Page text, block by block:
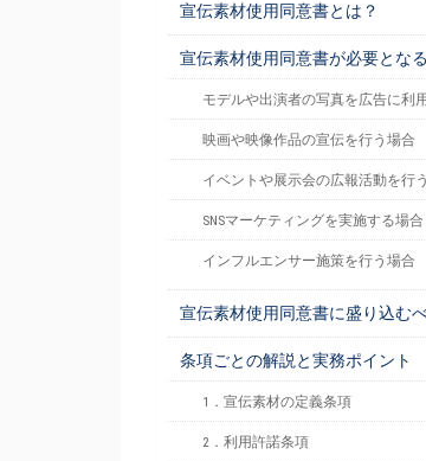
宣伝素材使用同意書とは？
宣伝素材使用同意書が必要とな
モデルや出演者の写真を広告に利
映画や映像作品の宣伝を行う場合
イベントや展示会の広報活動を行
SNSマーケティングを実施する場合
インフルエンサー施策を行う場合
宣伝素材使用同意書に盛り込む
条項ごとの解説と実務ポイント
1．宣伝素材の定義条項
2．利用許諾条項